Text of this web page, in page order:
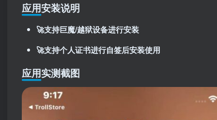
应用安装说明
🚀支持巨魔/越狱设备进行安装
🚀支持个人证书进行自签后安装使用
应用实测截图